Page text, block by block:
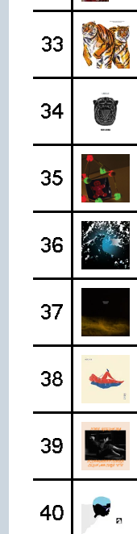
33
34
35
36
37
38
39
40